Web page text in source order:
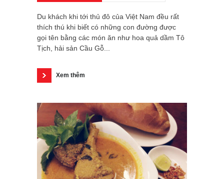
Du khách khi tới thủ đô của Việt Nam đều rất
thích thú khi biết có những con đường được
gọi tên bằng các món ăn như hoa quả dầm Tô
Tịch, hải sản Cầu Gỗ...
Xem thêm